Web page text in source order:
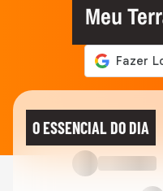
Meu
O ESSENCIAL DO DIA